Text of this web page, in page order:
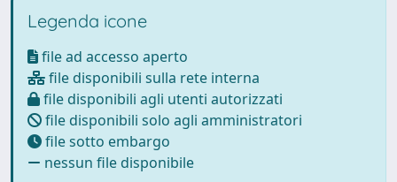
Legenda icone
file ad accesso aperto
file disponibili sulla rete interna
file disponibili agli utenti autorizzati
file disponibili solo agli amministratori
file sotto embargo
nessun file disponibile